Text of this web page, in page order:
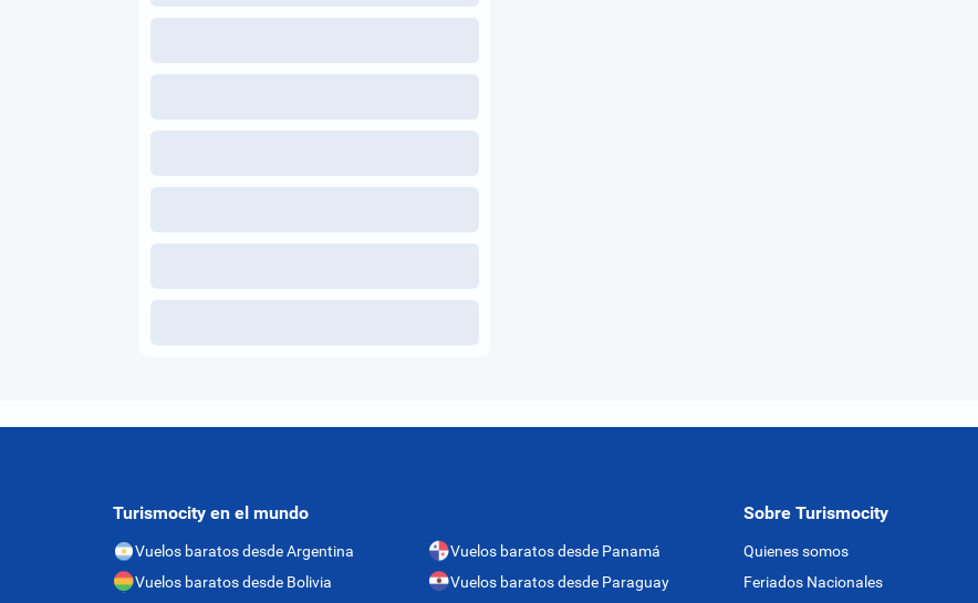
Turismocity en el mundo
Vuelos baratos desde Argentina
Vuelos baratos desde Bolivia
Vuelos baratos desde Panamá
Vuelos baratos desde Paraguay
Sobre Turismocity
Quienes somos
Feriados Nacionales